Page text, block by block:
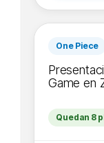
One Piece
Game en
Quedan 8